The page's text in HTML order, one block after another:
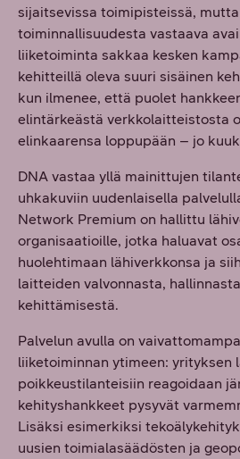
sijaitsevissa toimipisteissä,
toiminnallisuudesta vastaava
liiketoiminta sakkaa kesken
kehitteillä oleva suuri sisäinen
kun ilmenee, että puolet
elintärkeästä verkkolaitteistosta
elinkaarensa loppupään – jo
DNA vastaa yllä mainittujen
uhkakuviin uudenlaisella
Network Premium on hallittu
organisaatioille, jotka haluavat
huolehtimaan lähiverkkonsa ja
laitteiden valvonnasta,
kehittämisestä.
Palvelun avulla on
liiketoiminnan ytimeen: yrityksen
poikkeustilanteisiin reagoidaan
kehityshankkeet pysyvät
Lisäksi esimerkiksi
uusien toimialasäädösten ja